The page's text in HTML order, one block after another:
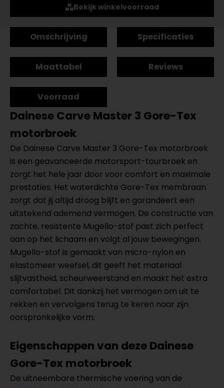
Bekijk winkelvoorraad
Omschrijving Specificaties
Maattabel Reviews
Voorraad
Dainese Carve Master 3 Gore-Tex
motorbroek
De Dainese Carve Master 3 Gore-Tex motorbroek
is een geavanceerde motorsport-tourbroek en
zorgt het hele jaar door voor comfort en maximale
prestaties. Het waterdichte Gore-Tex membraan
zorgt dat jij altijd droog blijft en garandeert een
uitstekend ademend vermogen. De constructie van
zachte, resistente Mugello-stof past zich perfect
aan op het lichaam en volgt al jouw bewegingen.
Mugello-stof is gemaakt van micro-nylon en
elastomeer weefsel, dit geeft het materiaal
slijtvastheid, scheurweerstand en maakt het extra
comfortabel. Dit dankzij het vermogen om uit te
rekken en vervolgens terug te keren naar zijn
oorspronkelijke vorm.
Eigenschappen van deze Dainese
Gore-Tex motorbroek
De uitneembare thermische voering van de